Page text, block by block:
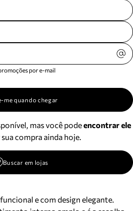
por e-mail
me quando chegar
mas você podeencontrar ele
compra ainda hoje.
Buscar em lojas
e com design elegante.